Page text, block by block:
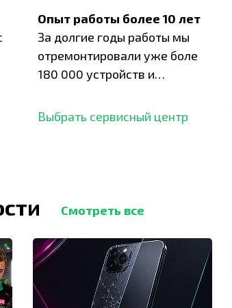
Опыт работы более 10 лет
За долгие годы работы мы
отремонтировали уже боле
180 000 устройств и
опыт.
Выбрать сервисный центр
Смотреть все